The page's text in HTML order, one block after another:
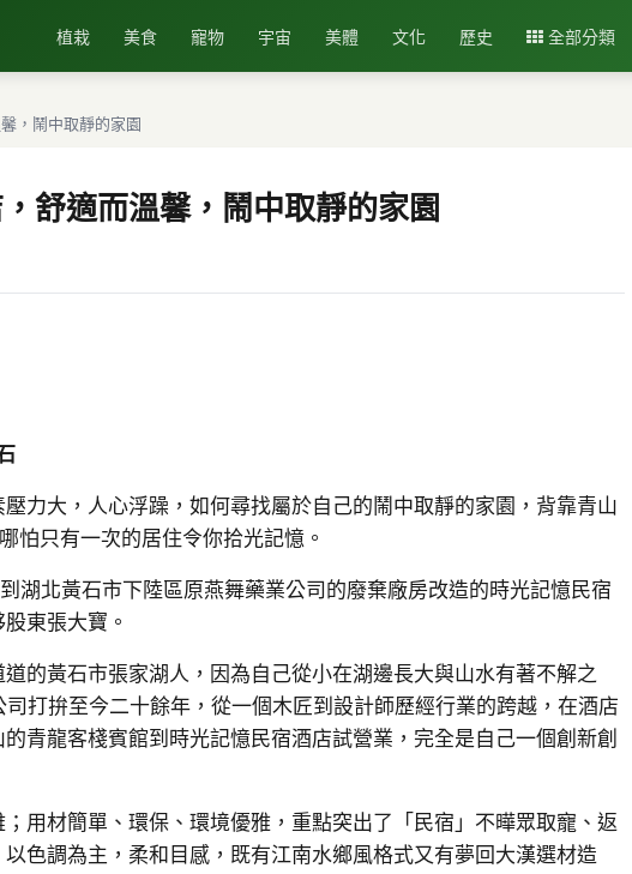
植栽 美食 寵物 宇宙 美體 文化 歷史 全部分類
，鬧中取靜的家園
舒適而溫馨，鬧中取靜的家園
力大，人心浮躁，如何尋找屬於自己的鬧中取靜的家園，背靠青山
只有一次的居住令你拾光記憶。
湖北黃石市下陸區原燕舞藥業公司的廢棄廠房改造的時光記憶民宿
東張大寶。
的黃石市張家湖人，因為自己從小在湖邊長大與山水有著不解之
打拚至今二十餘年，從一個木匠到設計師歷經行業的跨越，在酒店
青龍客棧賓館到時光記憶民宿酒店試營業，完全是自己一個創新創
用材簡單、環保、環境優雅，重點突出了「民宿」不曄眾取寵、返
色調為主，柔和目感，既有江南水鄉風格式又有夢回大漢選材造